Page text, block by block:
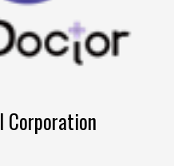
Corporation